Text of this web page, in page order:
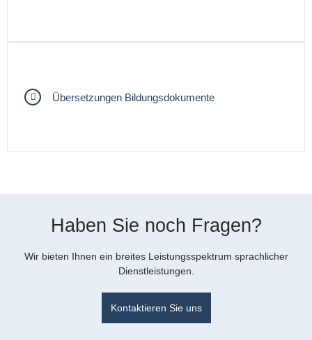
Übersetzungen Bildungsdokumente
Haben Sie noch Fragen?
Wir bieten Ihnen ein breites Leistungsspektrum sprachlicher
Dienstleistungen.
Kontaktieren Sie uns